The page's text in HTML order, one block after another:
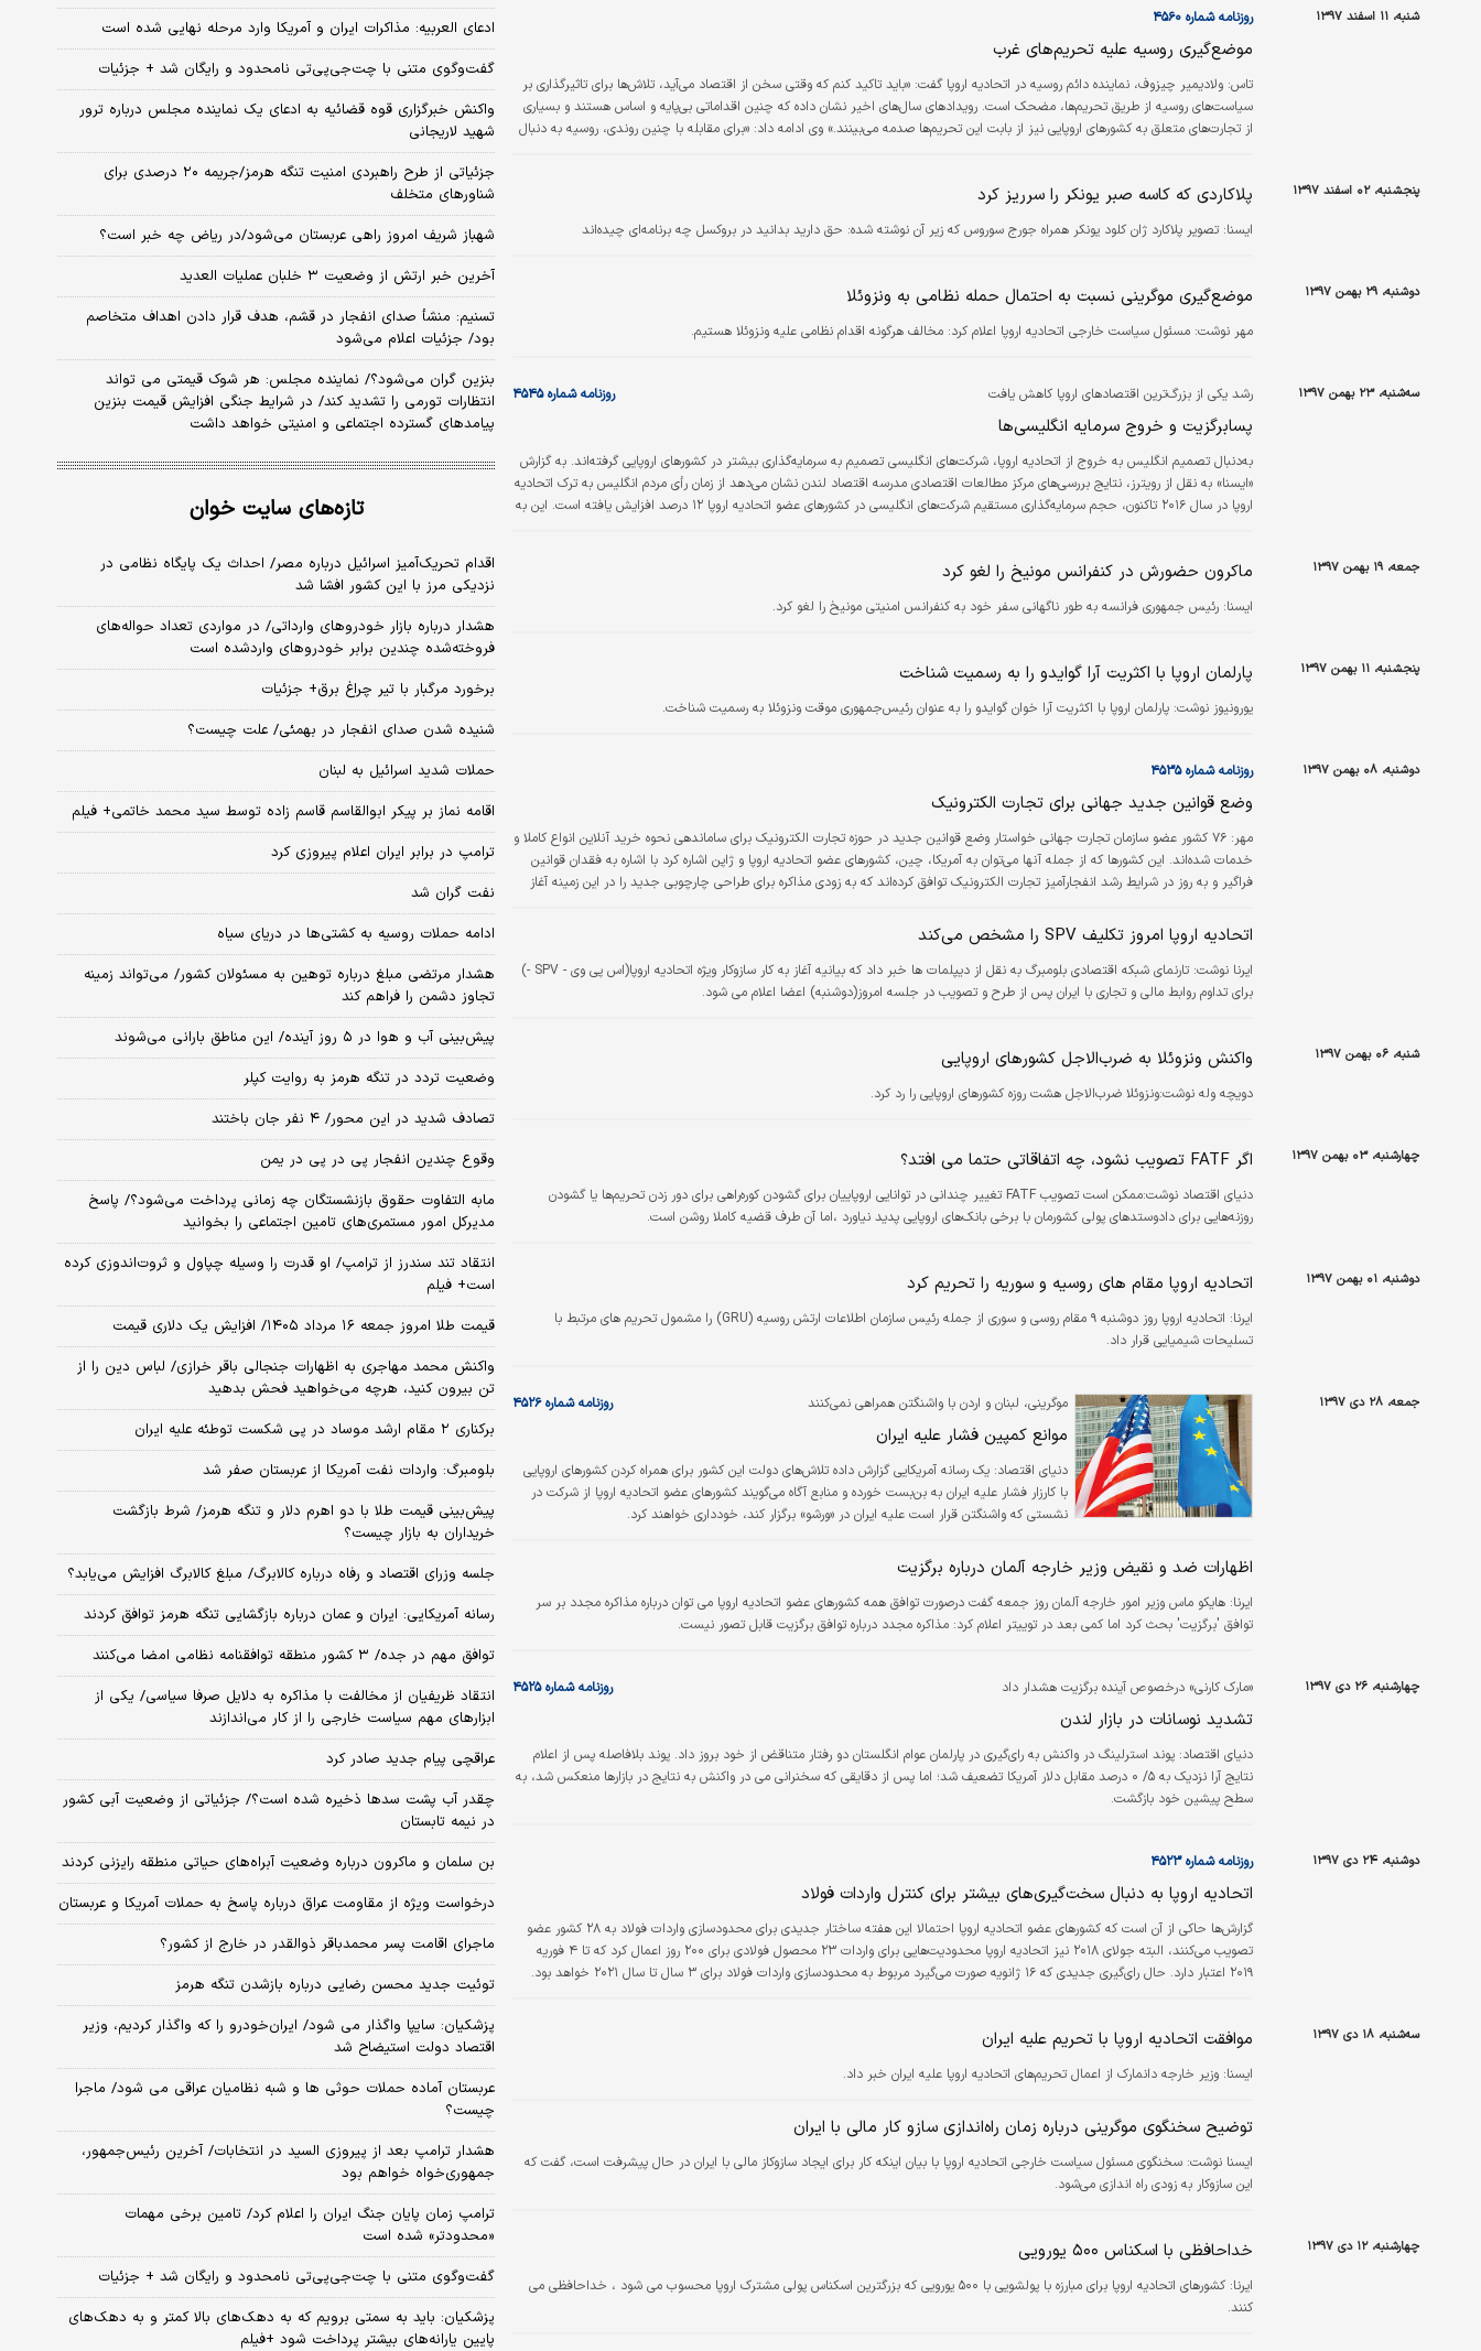
شنبه، ۱۱ اسفند ۱۳۹۷ روزنامه شماره ۴۵۶۰
موضع‌گیری روسیه علیه تحریم‌های غرب
تاس: ولادیمیر چیزوف، نماینده دائم روسیه در اتحادیه اروپا گفت: «باید تاکید کنم که وقتی سخن از اقتصاد می‌آید، تلاش‌ها برای تاثیرگذاری بر
سیاست‌های روسیه از طریق تحریم‌ها، مضحک است. رویدادهای سال‌های اخیر نشان داده که چنین اقداماتی بی‌پایه و اساس هستند و بسیاری
از تجارت‌های متعلق به کشورهای اروپایی نیز از بابت این تحریم‌ها صدمه می‌بینند.» وی ادامه داد: «برای مقابله با چنین روندی، روسیه به دنبال
پنجشنبه، ۰۲ اسفند ۱۳۹۷ پلاکاردی که کاسه صبر یونکر را سرریز کرد
ايسنا: تصویر پلاکارد ژان کلود یونکر همراه جورج سوروس که زیر آن نوشته شده: حق دارید بدانید در بروکسل چه برنامه‌ای چیده‌اند
دوشنبه، ۲۹ بهمن ۱۳۹۷ موضع‌گیری موگرینی نسبت به احتمال حمله نظامی به ونزوئلا
مهر نوشت: مسئول سیاست خارجی اتحادیه اروپا اعلام کرد: مخالف هرگونه اقدام نظامی علیه ونزوئلا هستیم.
سه‌شنبه، ۲۳ بهمن ۱۳۹۷ رشد یکی از بزرگ‌ترین اقتصادهای اروپا کاهش یافت روزنامه شماره ۴۵۴۵
پسابرگزیت و خروج سرمایه انگلیسی‌ها
به‌دنبال تصمیم انگلیس به خروج از اتحادیه اروپا، شرکت‌های انگلیسی تصمیم به سرمایه‌گذاری بیشتر در کشورهای اروپایی گرفته‌اند. به گزارش
«ایسنا» به نقل از رویترز، نتایج بررسی‌های مرکز مطالعات اقتصادی مدرسه اقتصاد لندن نشان می‌دهد از زمان رأی مردم انگلیس به ترک اتحادیه
اروپا در سال ۲۰۱۶ تاکنون، حجم سرمایه‌گذاری مستقیم شرکت‌های انگلیسی در کشورهای عضو اتحادیه اروپا ۱۲ درصد افزایش یافته است. این به
جمعه، ۱۹ بهمن ۱۳۹۷ ماکرون حضورش در کنفرانس مونیخ را لغو کرد
ايسنا: رئیس جمهوری فرانسه به طور ناگهانی سفر خود به کنفرانس امنیتی مونیخ را لغو کرد.
پنجشنبه، ۱۱ بهمن ۱۳۹۷ پارلمان اروپا با اکثریت آرا گوایدو را به‌ رسمیت شناخت
یورونیوز نوشت: پارلمان اروپا با اکثریت آرا خوان گوایدو را به عنوان رئیس‌جمهوری موقت ونزوئلا به رسمیت شناخت.
دوشنبه، ۰۸ بهمن ۱۳۹۷ روزنامه شماره ۴۵۳۵
وضع قوانین جدید جهانی برای تجارت الکترونیک
مهر:
۷۶ کشور عضو سازمان تجارت جهانی خواستار وضع قوانین جدید در حوزه تجارت الکترونیک برای ساماندهی نحوه خرید آنلاین انواع کاملا و
خدمات شده‌اند. این کشورها که از جمله آنها می‌توان به آمریکا، چین، کشورهای عضو اتحادیه اروپا و ژاپن اشاره کرد با اشاره به فقدان قوانین
فراگیر و به روز در شرایط رشد انفجارآمیز تجارت الکترونیک توافق کرده‌اند که به زودی مذاکره برای طراحی چارچوبی جدید را در این زمینه آغاز
اتحادیه اروپا امروز تکلیف SPV را مشخص می‌کند
ایرنا نوشت: تارنمای شبکه اقتصادی بلومبرگ به نقل از دیپلمات ها خبر داد که بیانیه آغاز به کار سازوکار ویژه اتحادیه اروپا(اس پی وی - SPV -)
برای تداوم روابط مالی و تجاری با ایران پس از طرح و تصویب در جلسه امروز(دوشنبه) اعضا اعلام می شود.
شنبه، ۰۶ بهمن ۱۳۹۷ واکنش ونزوئلا به ضرب‌الاجل کشورهای اروپایی
دویچه وله نوشت:ونزوئلا ضرب‌الاجل هشت روزه کشورهای اروپایی را رد کرد.
چهارشنبه، ۰۳ بهمن ۱۳۹۷ اگر FATF تصویب نشود، چه اتفاقاتی حتما می افتد؟
دنیای اقتصاد نوشت:ممکن است تصویب FATF تغییر چندانی در توانایی اروپاییان برای گشودن کوره‌راهی برای دور زدن تحریم‌ها یا گشودن
روزنه‌هایی برای دادوستدهای پولی کشورمان با برخی بانک‌های اروپایی پدید نیاورد ،اما آن طرف قضیه کاملا روشن است.
دوشنبه، ۰۱ بهمن ۱۳۹۷ اتحادیه اروپا مقام های روسیه و سوریه را تحریم کرد
ایرنا:
اتحادیه اروپا روز دوشنبه ۹ مقام روسی و سوری از جمله رئیس سازمان اطلاعات ارتش روسیه (GRU) را مشمول تحریم های مرتبط با
تسلیحات شیمیایی قرار داد.
جمعه، ۲۸ دی ۱۳۹۷ موگرینی، لبنان و اردن با واشنگتن همراهی نمی‌کنند روزنامه شماره ۴۵۲۶
موانع کمپین فشار علیه ایران
دنیای اقتصاد: یک رسانه آمریکایی گزارش داده تلاش‌های دولت این کشور برای همراه کردن کشورهای اروپایی
با کارزار فشار علیه ایران به بن‌بست خورده و منابع آگاه می‌گویند کشورهای عضو اتحادیه اروپا از شرکت در
نشستی که واشنگتن قرار است علیه ایران در «ورشو» برگزار کند، خودداری خواهند کرد.
اظهارات ضد و نقیض وزیر خارجه آلمان درباره برگزیت
ایرنا: هایکو ماس وزیر امور خارجه آلمان روز جمعه گفت درصورت توافق همه کشورهای عضو اتحادیه اروپا می توان درباره مذاکره مجدد بر سر
توافق 'برگزیت' بحث کرد اما کمی بعد در توییتر اعلام کرد: مذاکره مجدد درباره توافق برگزیت قابل تصور نیست.
چهارشنبه، ۲۶ دی ۱۳۹۷ «مارک کارنی» درخصوص آینده برگزیت هشدار داد روزنامه شماره ۴۵۲۵
تشدید نوسانات در بازار لندن
دنیای اقتصاد: پوند استرلینگ در واکنش به رای‌گیری در پارلمان عوام انگلستان دو رفتار متناقض از خود بروز داد. پوند بلافاصله پس از اعلام
نتایج آرا نزدیک به ۵/ ۰ درصد مقابل دلار آمریکا تضعیف شد؛ اما پس از دقایقی که سخنرانی می ‌در واکنش به نتایج در بازارها منعکس شد، به
سطح پیشین خود بازگشت.
دوشنبه، ۲۴ دی ۱۳۹۷ روزنامه شماره ۴۵۲۳
اتحادیه اروپا به دنبال سخت‌گیری‌های بیشتر برای کنترل واردات فولاد
گزارش‌ها حاکی از آن است که کشورهای عضو اتحادیه اروپا احتمالا این هفته ساختار جدیدی برای محدودسازی واردات فولاد به ۲۸ کشور عضو
تصویب می‌کنند، البته جولای ۲۰۱۸ نیز اتحادیه اروپا محدودیت‌هایی برای واردات ۲۳ محصول فولادی برای ۲۰۰ روز اعمال کرد که تا ۴ فوریه
۲۰۱۹ اعتبار دارد. حال رای‌گیری جدیدی که ۱۶ ژانویه صورت می‌گیرد مربوط به محدود‌سازی واردات فولاد برای ۳ سال تا سال ۲۰۲۱ خواهد بود.
سه‌شنبه، ۱۸ دی ۱۳۹۷ موافقت اتحادیه اروپا با تحریم علیه ایران
ايسنا: وزیر خارجه دانمارک از اعمال تحریم‌های اتحادیه اروپا علیه ایران خبر داد.
توضیح سخنگوی موگرینی درباره زمان راه‌اندازی سازو کار مالی با ایران
ایسنا نوشت: سخنگوی مسئول سیاست خارجی اتحادیه اروپا با بیان اینکه کار برای ایجاد سازوکاز مالی با ایران در حال پیشرفت است، گفت که
این سازوکار به زودی راه اندازی می‌شود.
چهارشنبه، ۱۲ دی ۱۳۹۷ خداحافظی با اسکناس ۵۰۰ یورویی
ایرنا:
کشورهای اتحادیه اروپا برای مبارزه با پولشویی با ۵۰۰ یورویی که بزرگترین اسکناس پولی مشترک اروپا محسوب می شود ، خداحافظی می
کنند.
ادعای العربیه: مذاکرات ایران و آمریکا وارد مرحله نهایی شده است
گفت‌وگوی متنی با چت‌جی‌پی‌تی نامحدود و رایگان شد + جزئیات
واکنش خبرگزاری قوه قضائیه به ادعای یک نماینده مجلس درباره ترور
شهید لاریجانی
جزئیاتی از طرح راهبردی امنیت تنگه هرمز/جریمه ۲۰ درصدی برای
شناورهای متخلف
شهباز شریف امروز راهی عربستان می‌شود/در ریاض چه خبر است؟
آخرین خبر ارتش از وضعیت ۳ خلبان عملیات العدید
تسنیم: منشأ صدای انفجار در قشم، هدف قرار دادن اهداف متخاصم
بود/ جزئیات اعلام می‌شود
بنزین گران می‌شود؟/ نماینده مجلس: هر شوک قیمتی می تواند
انتظارات تورمی را تشدید کند/ در شرایط جنگی افزایش قیمت بنزین
پیامدهای گسترده اجتماعی و امنیتی خواهد داشت
تازه‌های سایت خوان
اقدام تحریک‌آمیز اسرائیل درباره مصر/ احداث یک پایگاه نظامی در
نزدیکی مرز با این کشور افشا شد
هشدار درباره بازار خودروهای وارداتی/ در مواردی تعداد حواله‌های
فروخته‌شده چندین برابر خودروهای واردشده است
برخورد مرگبار با تیر چراغ برق+ جزئیات
شنیده شدن صدای انفجار در بهمئی/ علت چیست؟
حملات شدید اسرائیل به لبنان
اقامه نماز بر پیکر ابوالقاسم قاسم زاده توسط سید محمد خاتمی+ فیلم
ترامپ در برابر ایران اعلام پیروزی کرد
نفت گران شد
ادامه حملات روسیه به کشتی‌ها در دریای سیاه
هشدار مرتضی مبلغ درباره توهین به مسئولان کشور/ می‌تواند زمینه
تجاوز دشمن را فراهم کند
پیش‌بینی آب و هوا در ۵ روز آینده/ این مناطق بارانی می‌شوند
وضعیت تردد در تنگه هرمز به روایت کپلر
تصادف شدید در این محور/ ۴ نفر جان باختند
وقوع چندین انفجار پی در پی در یمن
مابه التفاوت حقوق بازنشستگان چه زمانی پرداخت می‌شود؟/ پاسخ
مدیرکل امور مستمری‌های تامین اجتماعی را بخوانید
انتقاد تند سندرز از ترامپ/ او قدرت را وسیله چپاول و ثروت‌اندوزی کرده
است+ فیلم
قیمت طلا امروز جمعه ۱۶ مرداد ۱۴۰۵/ افزایش یک دلاری قیمت
واکنش محمد مهاجری به اظهارات جنجالی باقر خرازی/ لباس دین را از
تن بیرون کنید، هرچه می‌خواهید فحش بدهید
برکناری ۲ مقام‌ ارشد موساد در پی شکست توطئه علیه ایران
بلومبرگ: واردات نفت آمریکا از عربستان صفر شد
پیش‌بینی قیمت طلا با دو اهرم دلار و تنگه هرمز/ شرط بازگشت
خریداران به بازار چیست؟
جلسه وزرای اقتصاد و رفاه درباره کالابرگ/ مبلغ کالابرگ افزایش می‌یابد؟
رسانه آمریکایی: ایران و عمان درباره بازگشایی تنگه هرمز توافق کردند
توافق مهم در جده/ ۳ کشور منطقه توافقنامه نظامی امضا می‌کنند
انتقاد ظریفیان از مخالفت با مذاکره به دلایل صرفا سیاسی/ یکی از
ابزارهای مهم سیاست خارجی را از کار می‌اندازند
عراقچی پیام جدید صادر کرد
چقدر آب پشت سدها ذخیره شده است؟/ جزئیاتی از وضعیت آبی کشور
در نیمه تابستان
بن سلمان و ماکرون درباره وضعیت آبراه‌های حیاتی منطقه رایزنی کردند
درخواست ویژه از مقاومت عراق درباره پاسخ به حملات آمریکا و عربستان
ماجرای اقامت پسر محمدباقر ذوالقدر در خارج از کشور؟
توئیت جدید محسن رضایی درباره بازشدن تنگه هرمز
پزشکیان: سایپا واگذار می شود/ ایران‌خودرو را که واگذار کردیم، وزیر
اقتصاد دولت استیضاح شد
عربستان آماده حملات حوثی ها و شبه نظامیان عراقی می شود/ ماجرا
چیست؟
هشدار ترامپ بعد از پیروزی السید در انتخابات/ آخرین رئیس‌جمهور،
جمهوری‌خواه خواهم بود
ترامپ زمان پایان جنگ ایران را اعلام کرد/ تامین برخی مهمات
«محدودتر» شده است
گفت‌وگوی متنی با چت‌جی‌پی‌تی نامحدود و رایگان شد + جزئیات
پزشکیان: باید به سمتی برویم که به دهک‌های بالا کمتر و به دهک‌های
پایین یارانه‌های بیشتر پرداخت شود +فیلم